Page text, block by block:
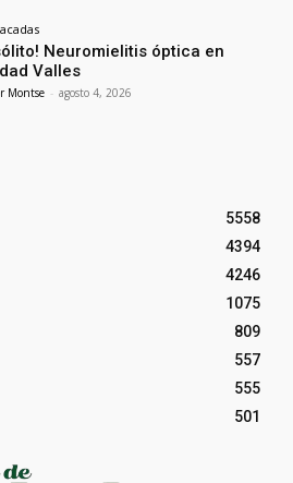
Neuromielitis óptica en
Valles
Montse - agosto 4, 2026
5558
4394
4246
1075
809
557
555
501